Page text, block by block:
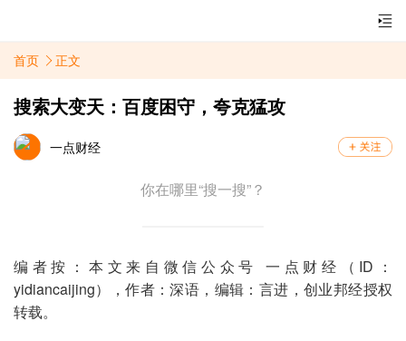
首页 正文
搜索大变天：百度困守，夸克猛攻
一点财经
你在哪里“搜一搜”？
编者按：本文来自微信公众号 一点财经（ID：
yidiancaijing），作者：深语，编辑：言进，创业邦经授权
转载。